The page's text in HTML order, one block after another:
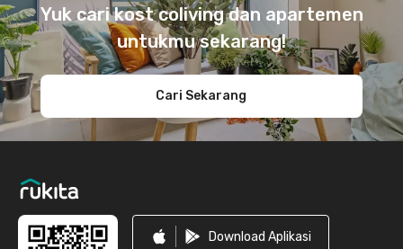
Yuk cari kost coliving dan apartemen
untukmu sekarang!
Cari Sekarang
Download Aplikasi